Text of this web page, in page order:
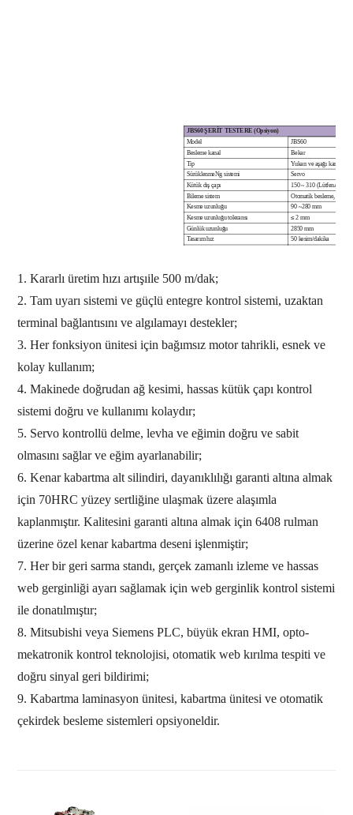
JBS60 ŞERİT TESTERE (Opsiyon)
Model
JBS60
Besleme kanal Bekar
Tip Yukarı ve aşağı karşılıklı
SürüklenmeNg sistemi
Servo
Kütük dış çapı
150~ 310 (LütfenA
Bileme sistem Otomatik besleme,
Kesme uzunluğu
90 ~280 mm
Kesme uzunluğu toleransı ≤ 2 mm
Günlük uzunluğu 2850 mm
Tasarım hız
50 kesim/dakika
1.Kararlı üretim hızı artışıile 500 m/dak;
2.Tam uyarı sistemi ve güçlü entegre kontrol sistemi, uzaktan
terminal bağlantısını ve algılamayı destekler;
3.Her fonksiyon ünitesi için bağımsız motor tahrikli, esnek ve
kolay kullanım;
4.Makinede doğrudan ağ kesimi, hassas kütük çapı kontrol
sistemi doğru ve kullanımı kolaydır;
5. Servo kontrollü delme, levha ve eğimin doğru ve sabit
olmasını sağlar ve eğim ayarlanabilir;
6.Kenar kabartma alt silindiri, dayanıklılığı garanti altına almak
için 70HRC yüzey sertliğine ulaşmak üzere alaşımla
kaplanmıştır. Kalitesini garanti altına almak için 6408 rulman
üzerine özel kenar kabartma deseni işlenmiştir;
7.Her bir geri sarma standı, gerçek zamanlı izleme ve hassas
web gerginliği ayarı sağlamak için web gerginlik kontrol sistemi
ile donatılmıştır;
8.Mitsubishi veya Siemens PLC, büyük ekran HMI, opto-
mekatronik kontrol teknolojisi, otomatik web kırılma tespiti ve
doğru sinyal geri bildirimi;
9.Kabartma laminasyon ünitesi, kabartma ünitesi ve otomatik
çekirdek besleme sistemleri opsiyoneldir.